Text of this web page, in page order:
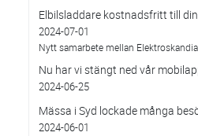
Elbilsladdare kostnadsfritt till
2024-07-01
Nytt samarbete mellan
Nu har vi stängt ned vår
2024-06-25
Mässa i Syd lockade många
2024-06-01